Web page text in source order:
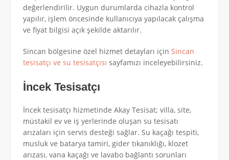
değerlendirilir. Uygun durumlarda cihazla kontrol
yapılır, işlem öncesinde kullanıcıya yapılacak çalışma
ve fiyat bilgisi açık şekilde aktarılır.
Sincan bölgesine özel hizmet detayları için Sincan
tesisatçı ve su tesisatçısı sayfamızı inceleyebilirsiniz.
İncek Tesisatçı
İncek tesisatçı hizmetinde Akay Tesisat; villa, site,
müstakil ev ve iş yerlerinde oluşan su tesisatı
arızaları için servis desteği sağlar. Su kaçağı tespiti,
musluk ve batarya tamiri, gider tıkanıklığı, klozet
arızası, vana kaçağı ve lavabo bağlantı sorunları